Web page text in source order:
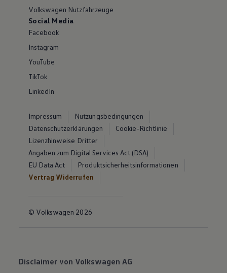
Volkswagen Nutzfahrzeuge
Social Media
Facebook
Instagram
YouTube
TikTok
LinkedIn
Impressum
Nutzungsbedingungen
Datenschutzerklärungen
Cookie-Richtlinie
Lizenzhinweise Dritter
Angaben zum Digital Services Act (DSA)
EU Data Act
Produktsicherheitsinformationen
Vertrag Widerrufen
© Volkswagen 2026
Disclaimer von Volkswagen AG